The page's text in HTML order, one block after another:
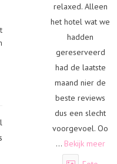
relaxed. Alleen
het hotel wat we
hadden
gereserveerd
had de laatste
maand nier de
beste reviews
dus een slecht
voorgevoel. Oo
... Bekijk meer